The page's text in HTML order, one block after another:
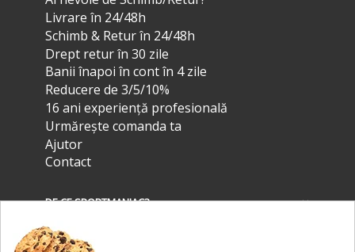
Livrare în 24/48h
Schimb & Retur în 24/48h
Drept retur în 30 zile
Banii înapoi în cont în 4 zile
Reducere de 3/5/10%
16 ani experiență profesională
Urmărește comanda ta
Ajutor
Contact
DE CE SPORTMANIAC?